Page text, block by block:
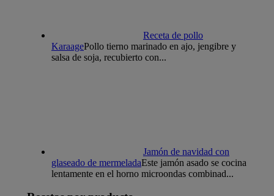
Receta de pollo
KaraagePollo tierno marinado en ajo, jengibre y
salsa de soja, recubierto con...
Jamón de navidad con
glaseado de mermeladaEste jamón asado se cocina
lentamente en el horno microondas combinad...